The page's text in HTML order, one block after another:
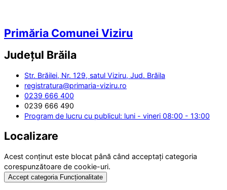
Primăria Comunei Viziru
Județul Brăila
Str. Brăilei, Nr. 129, satul Viziru, Jud. Brăila
registratura@primaria-viziru.ro
0239 666 400
0239 666 490
Program de lucru cu publicul: luni - vineri 08:00 - 13:00
Localizare
Acest conținut este blocat până când acceptați categoria
corespunzătoare de cookie-uri.
Accept categoria Funcționalitate